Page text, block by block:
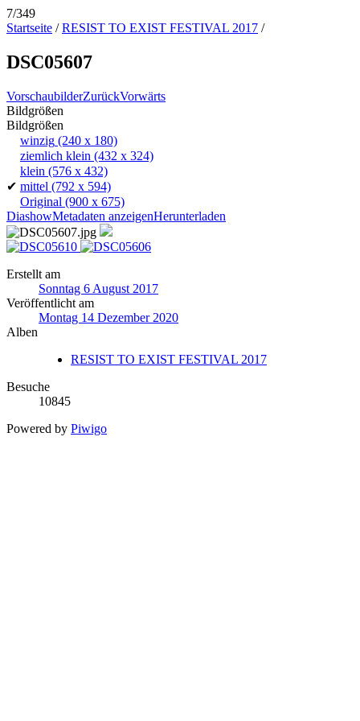
7/349
Startseite /RESIST TO EXIST FESTIVAL 2017 /
DSC05607
VorschaubilderZurückVorwärts
Bildgrößen
Bildgrößen
winzig (240 x 180)
ziemlich klein (432 x 324)
klein (576 x 432)
✔ mittel (792 x 594)
Original (900 x 675)
DiashowMetadaten anzeigenHerunterladen
Erstellt am
Sonntag 6 August 2017
Veröffentlicht am
Montag 14 Dezember 2020
Alben
RESIST TO EXIST FESTIVAL 2017
Besuche
10845
Powered by Piwigo